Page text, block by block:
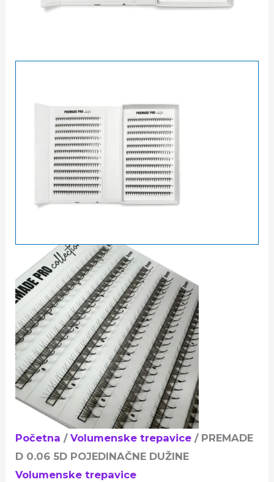
Početna /Volumenske trepavice / PREMADE
D 0.06 5D POJEDINAČNE DUŽINE
Volumenske trepavice